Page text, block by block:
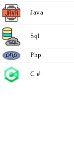
Java
Sql
Php
C #